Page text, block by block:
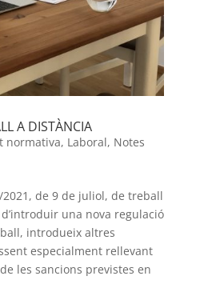
A DISTÀNCIA
normativa, Laboral, Notes
de 9 de juliol, de treball
una nova regulació
introdueix altres
especialment rellevant
les sancions previstes en